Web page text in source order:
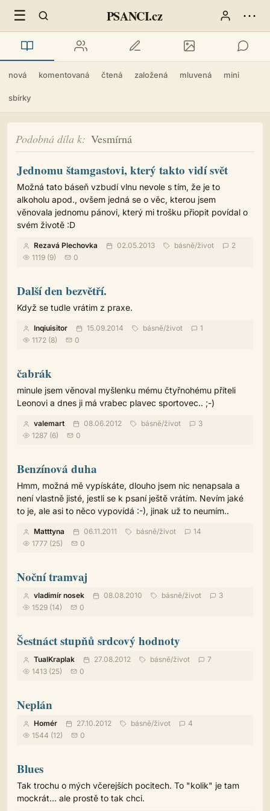
☰ PSANCI.cz ⋯
nová komentovaná čtená založená mluvená mini
sbírky
Podobná díla k Vesmírná
Jednomu štamgastovi, který takto vidí svět
Možná tato báseň vzbudí vlnu nevole s tím, že je to
alkoholu apod., ovšem jedná se o věc, kterou jsem
věnovala jednomu pánovi, který mi trošku přiopit povídal o
svém životě :D
Rezavá Plechovka 02.05.2013 básně/život
2
1119 (9)
0
Další den bezvětří.
Když se tudle vrátim z praxe.
Inqiuisitor 15.09.2014 básně/život
1
1172 (8)
0
čabrák
minule jsem věnoval myšlenku mému čtyřnohému příteli
Leonovi a dnes ji má vrabec plavec sportovec.. ;-)
valemart 08.06.2012 básně/život
3
1287 (6)
0
Benzínová duha
Hmm, možná mě vypískáte, dlouho jsem nic nenapsala a
není vlastně jisté, jestli se k psaní ještě vrátím. Nevím jaké
to je, ale asi to něco vypovídá :-), jinak už to neumím..
Matttyna 06.11.2011 básně/život
14
1777 (25)
0
Noční tramvaj
vladimír nosek 08.08.2010 básně/život
3
1529 (14)
0
Šestnáct stupňů srdcový hodnoty
TualKraplak 27.08.2012 básně/život
7
1413 (25)
0
Neplán
Homér 27.10.2012 básně/život
4
1544 (12)
0
Blues
Tak trochu o mých včerejších pocitech. To "kolik" je tam
mockrát... ale prostě to tak chci.